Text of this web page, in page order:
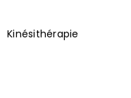
Kinésithérapie